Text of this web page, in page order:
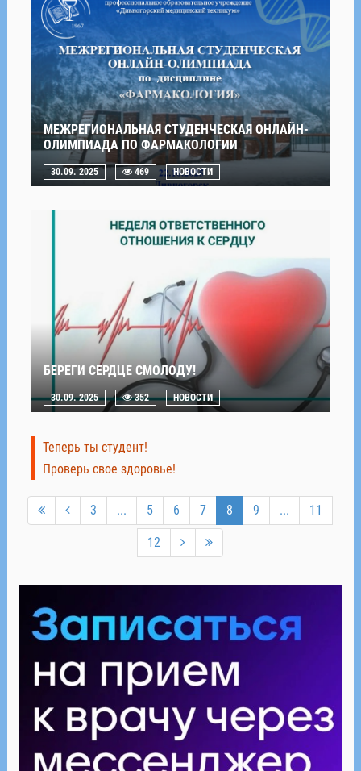
МЕЖРЕГИОНАЛЬНАЯ СТУДЕНЧЕСКАЯ ОНЛАЙН-
ОЛИМПИАДА ПО ФАРМАКОЛОГИИ
30.09. 2025 469 НОВОСТИ
БЕРЕГИ СЕРДЦЕ СМОЛОДУ!
30.09. 2025 352 НОВОСТИ
Теперь ты студент!
Проверь свое здоровье!
3 ... 5 6 7 8 9 ... 11
12